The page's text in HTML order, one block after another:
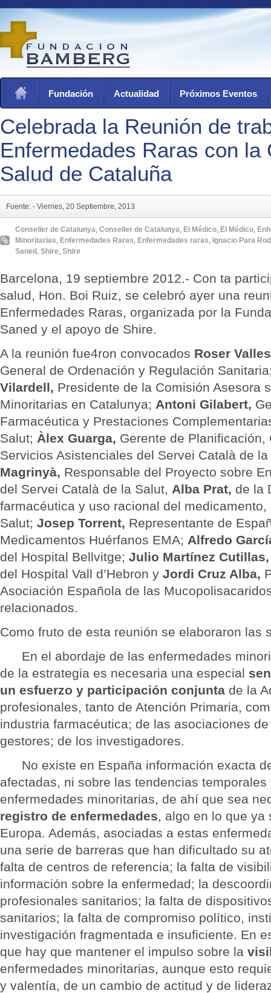
Fundación Actualidad Próximos Eventos
Celebrada la Reunión de
Enfermedades Raras con la
Salud de Cataluña
Fuente: - Viernes, 20 Septiembre, 2013
Conseller de Catalunya, Conseller de Catalunya, El Médico, El Médico,
Minoritarias, Enfermedades Raras, Enfermedades raras, Ignacio Para
Saned , Shire, Shire
Barcelona, 19 septiembre 2012.- Con ta
salud, Hon. Boi Ruiz, se celebró ayer una
Enfermedades Raras, organizada por la
Saned y el apoyo de Shire.
A la reunión fue4ron convocados Roser
General de Ordenación y Regulación
Vilardell, Presidente de la Comisión Asesora
Minoritarias en Catalunya; Antoni Gilabert,
Farmacéutica y Prestaciones
Salut; Àlex Guarga, Gerente de
Servicios Asistenciales del Servei Català de
Magrinyà, Responsable del Proyecto sobre
del Servei Català de la Salut, Alba Prat, de la
farmacéutica y uso racional del
Salut; Josep Torrent, Representante de
Medicamentos Huérfanos EMA; Alfredo
del Hospital Bellvitge; Julio Martínez
del Hospital Vall d’Hebron y Jordi Cruz Alba,
Asociación Española de las
relacionados.
Como fruto de esta reunión se elaboraron las
En el abordaje de las enfermedades
de la estrategia es necesaria una especial
un esfuerzo y participación conjunta de la
profesionales, tanto de Atención Primaria,
industria farmacéutica; de las asociaciones
gestores; de los investigadores.
No existe en España información exacta
afectadas, ni sobre las tendencias
enfermedades minoritarias, de ahí que sea
registro de enfermedades, algo en lo que ya
Europa. Además, asociadas a estas
una serie de barreras que han dificultado su
falta de centros de referencia; la falta de
información sobre la enfermedad; la
profesionales sanitarios; la falta de
sanitarios; la falta de compromiso político,
investigación fragmentada e insuficiente. En
que hay que mantener el impulso sobre la
enfermedades minoritarias, aunque esto
y valentía, de un cambio de actitud y de